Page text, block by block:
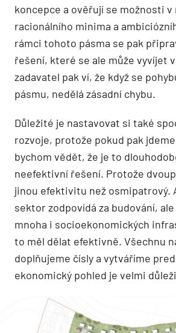
koncepce a ověřují se možnosti v
racionálního minima a
rámci tohoto pásma se pak
řešení, které se ale může vyvíjet
zadavatel pak ví, že když se
pásmu, nedělá zásadní chybu.
Důležité je nastavovat si také
rozvoje, protože pokud pak
bychom vědět, že je to
neefektivní řešení. Protože
jinou efektivitu než osmipatrový.
sektor zodpovídá za budování,
mnoha i socioekonomických
to měl dělat efektivně. Všechnu
doplňujeme čísly a vytváříme
ekonomický pohled je velmi